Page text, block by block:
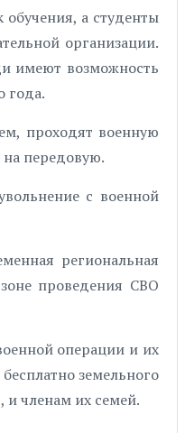
а студенты
организации.
имеют возможность
года.
проходят военную
на передовую.
с военной
региональная
проведения СВО
операции и их
земельного
членам их семей.